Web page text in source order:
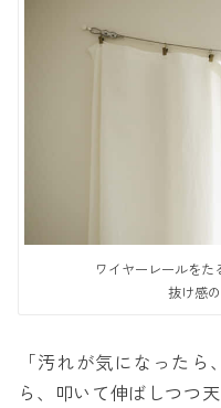
ワイヤーレールをた
抜け感
「汚れが気になった
ら、叩いて伸ばしつつ